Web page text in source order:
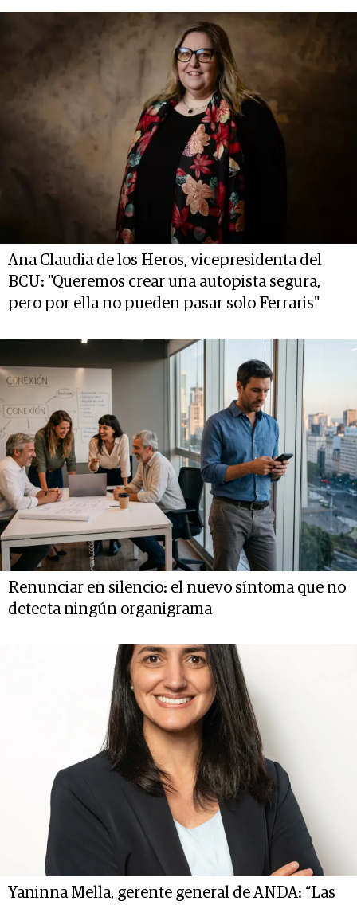
Ana Claudia de los Heros, vicepresidenta del
BCU: "Queremos crear una autopista segura,
pero por ella no pueden pasar solo Ferraris"
Renunciar en silencio: el nuevo síntoma que no
detecta ningún organigrama
Yaninna Mella, gerente general de ANDA: “Las